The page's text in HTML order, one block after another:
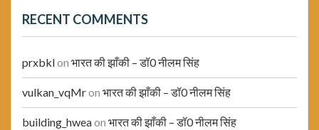
RECENT COMMENTS
prxbklon भारत की झाँकी – डॉ0 नीलम सिंह
vulkan_vqMron भारत की झाँकी – डॉ0 नीलम सिंह
building_hweaon भारत की झाँकी – डॉ0 नीलम सिंह